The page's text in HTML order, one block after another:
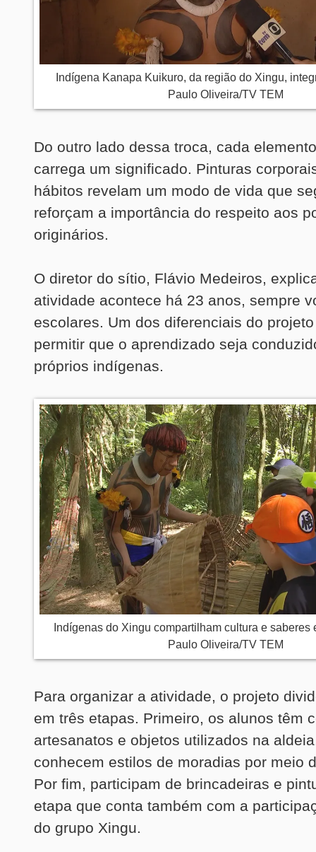
Indígena Kanapa Kuikuro, da região do Xingu,
Paulo Oliveira/TV TEM
Do outro lado dessa troca, cada
carrega um significado. Pinturas
hábitos revelam um modo de vida que
reforçam a importância do respeito aos
originários.
O diretor do sítio, Flávio Medeiros,
atividade acontece há 23 anos, sempre
escolares. Um dos diferenciais do
permitir que o aprendizado seja
próprios indígenas.
Indígenas do Xingu compartilham cultura e
Paulo Oliveira/TV TEM
Para organizar a atividade, o projeto
em três etapas. Primeiro, os alunos têm
artesanatos e objetos utilizados na
conhecem estilos de moradias por meio
Por fim, participam de brincadeiras e
etapa que conta também com a
do grupo Xingu.